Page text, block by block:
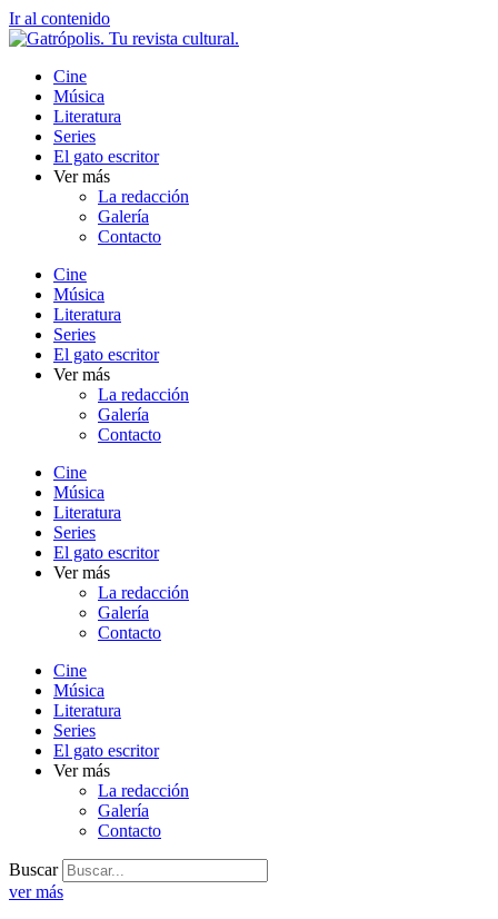
Ir al contenido
Cine
Música
Literatura
Series
El gato escritor
Ver más
La redacción
Galería
Contacto
Cine
Música
Literatura
Series
El gato escritor
Ver más
La redacción
Galería
Contacto
Cine
Música
Literatura
Series
El gato escritor
Ver más
La redacción
Galería
Contacto
Cine
Música
Literatura
Series
El gato escritor
Ver más
La redacción
Galería
Contacto
Buscar
ver más